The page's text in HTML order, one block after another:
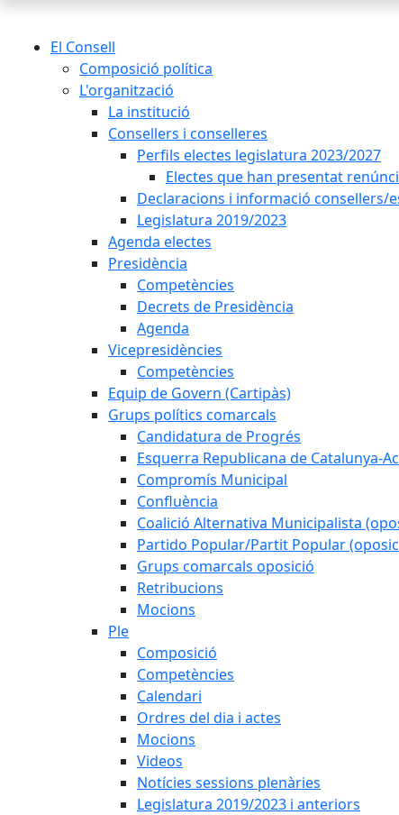
El Consell
Composició política
L'organització
La institució
Consellers i conselleres
Perfils electes legislatura 2023/2027
Electes que han presentat
Declaracions i informació consellers/
Legislatura 2019/2023
Agenda electes
Presidència
Competències
Decrets de Presidència
Agenda
Vicepresidències
Competències
Equip de Govern (Cartipàs)
Grups polítics comarcals
Candidatura de Progrés
Esquerra Republicana de Catalunya-
Compromís Municipal
Confluència
Coalició Alternativa Municipalista
Partido Popular/Partit Popular
Grups comarcals oposició
Retribucions
Mocions
Ple
Composició
Competències
Calendari
Ordres del dia i actes
Mocions
Videos
Notícies sessions plenàries
Legislatura 2019/2023 i anteriors